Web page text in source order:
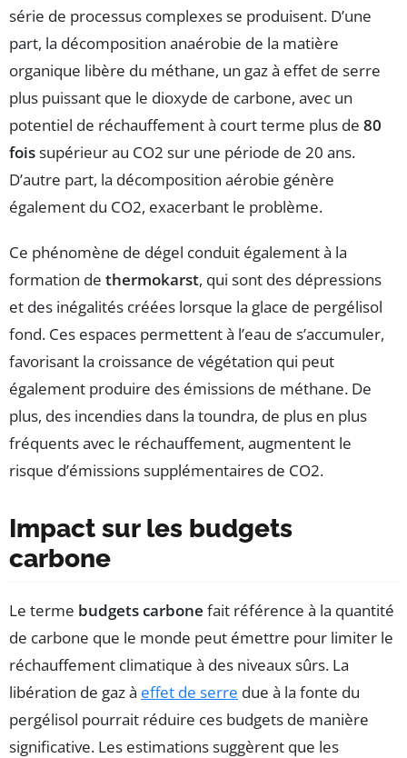
série de processus complexes se produisent. D’une
part, la décomposition anaérobie de la matière
organique libère du méthane, un gaz à effet de serre
plus puissant que le dioxyde de carbone, avec un
potentiel de réchauffement à court terme plus de 80
foissupérieur au CO2 sur une période de 20 ans.
D’autre part, la décomposition aérobie génère
également du CO2, exacerbant le problème.
Ce phénomène de dégel conduit également à la
formation de thermokarst, qui sont des dépressions
et des inégalités créées lorsque la glace de pergélisol
fond. Ces espaces permettent à l’eau de s’accumuler,
favorisant la croissance de végétation qui peut
également produire des émissions de méthane. De
plus, des incendies dans la toundra, de plus en plus
fréquents avec le réchauffement, augmentent le
risque d’émissions supplémentaires de CO2.
Impact sur les budgets
carbone
Le terme budgets carbone fait référence à la quantité
de carbone que le monde peut émettre pour limiter le
réchauffement climatique à des niveaux sûrs. La
libération de gaz à effet de serre due à la fonte du
pergélisol pourrait réduire ces budgets de manière
significative. Les estimations suggèrent que les